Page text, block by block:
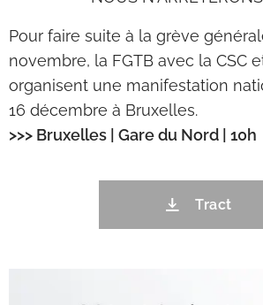
Pour faire suite à la grève
novembre, la FGTB avec la CSC
organisent une manifestation
16 décembre à Bruxelles.
>>> Bruxelles | Gare du Nord | 10h
Tract